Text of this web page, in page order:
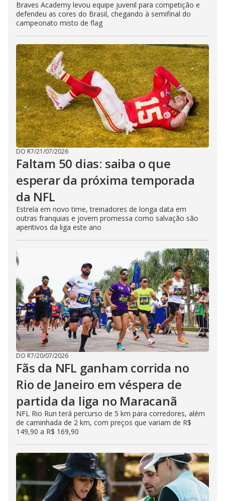
Braves Academy levou equipe juvenil para competição e
defendeu as cores do Brasil, chegando à semifinal do
campeonato misto de flag
DO R7/21/07/2026
Faltam 50 dias: saiba o que
esperar da próxima temporada
da NFL
Estrela em novo time, treinadores de longa data em
outras franquias e jovem promessa como salvação são
aperitivos da liga este ano
DO R7/20/07/2026
Fãs da NFL ganham corrida no
Rio de Janeiro em véspera de
partida da liga no Maracanã
NFL Rio Run terá percurso de 5 km para corredores, além
de caminhada de 2 km, com preços que variam de R$
149,90 a R$ 169,90